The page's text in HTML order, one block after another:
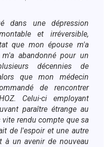
dans une dépression
et irréversible,
que mon épouse m'a
abandonné pour un
décennies de
que mon médecin
de rencontrer
Celui-ci employant
paraître étrange au
rendu compte que sa
de l'espoir et une autre
à un avenir de nouveau